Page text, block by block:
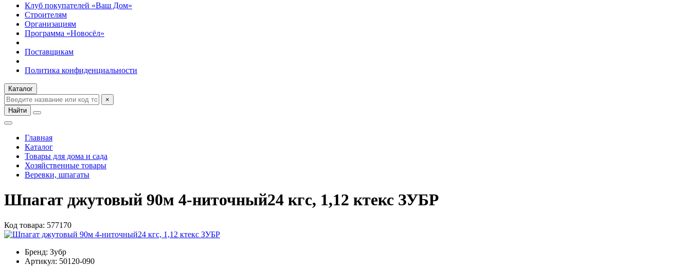
Клуб покупателей «Ваш Дом»
Строителям
Организациям
Программа «Новосёл»
Поставщикам
Политика конфиденциальности
Каталог
×
Найти
Главная
Каталог
Товары для дома и сада
Хозяйственные товары
Веревки, шпагаты
Шпагат джутовый 90м 4-ниточный24 кгс, 1,12 ктекс ЗУБР
Код товара: 577170
Бренд: Зубр
Артикул: 50120-090